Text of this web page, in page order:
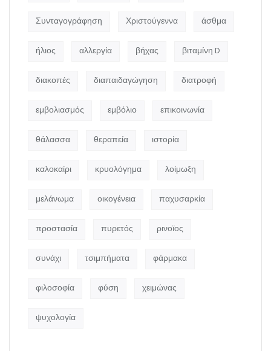
Συνταγογράφηση Χριστούγεννα άσθμα
ήλιος αλλεργία βήχας βιταμίνη D
διακοπές διαπαιδαγώγηση διατροφή
εμβολιασμός εμβόλιο επικοινωνία
θάλασσα θεραπεία ιστορία
καλοκαίρι κρυολόγημα λοίμωξη
μελάνωμα οικογένεια παχυσαρκία
προστασία πυρετός ρινοϊος
συνάχι τσιμπήματα φάρμακα
φιλοσοφία φύση χειμώνας
ψυχολογία